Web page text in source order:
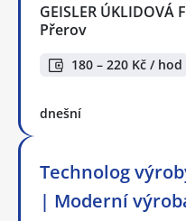
GEISLER ÚKLIDOVÁ
Přerov
180 – 220 Kč / hod
dnešní
Technolog
| Moderní